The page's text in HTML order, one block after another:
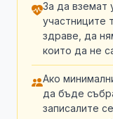
За да вземат
участниците
здраве, да
които да не
Ако
да бъде
записалите